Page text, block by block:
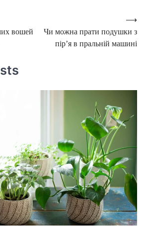
вошей
Чи можна прати подушки з
пір’я в пральній машині
⟶